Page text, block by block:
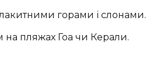
горами і слонами.
на пляжах Гоа чи Керали.